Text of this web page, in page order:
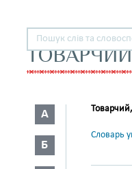
ТОВАРЧИЙ
А
Б
Словарь